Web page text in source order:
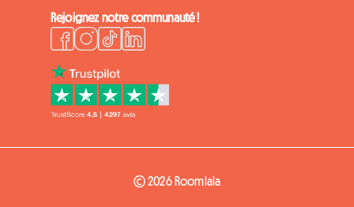
Rejoignez notre communauté !
© 2026 Roomlala